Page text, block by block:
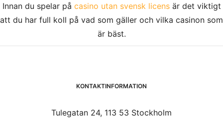
Innan du spelar på casino utan svensk licensär det viktigt
att du har full koll på vad som gäller och vilka casinon som
är bäst.
KONTAKTINFORMATION
Tulegatan 24, 113 53 Stockholm